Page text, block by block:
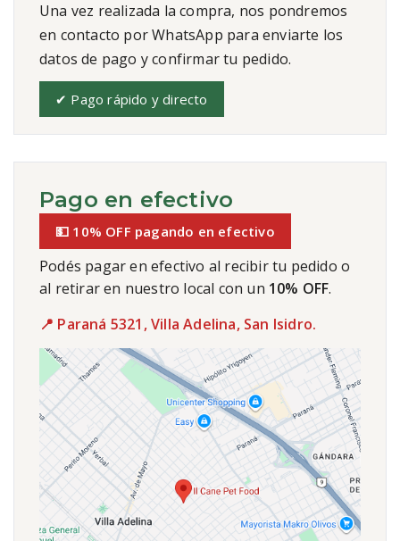
Una vez realizada la compra, nos pondremos
en contacto por WhatsApp para enviarte los
datos de pago y confirmar tu pedido.
✔ Pago rápido y directo
Pago en efectivo
💵 10% OFF pagando en efectivo
Podés pagar en efectivo al recibir tu pedido o
al retirar en nuestro local con un 10% OFF.
📍 Paraná 5321, Villa Adelina, San Isidro.